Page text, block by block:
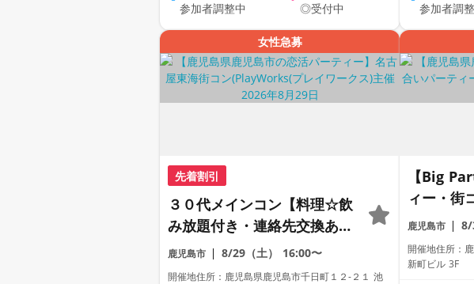
参加者調整中
◎受付中
参加者調
女性急募
先着割引
３０代メインコン【料理☆飲
み放題付き・連絡先交換あ
り・完全着席型】１名参加多
数・初参加も大歓迎☆
鹿児島市 8/29（土） 16:00〜
開催地住所：鹿児島県鹿児島市千日町１２-２１ 池
【Big
ィー・街
い～
鹿児島市 8/
開催地住所：
新町ビル 3F